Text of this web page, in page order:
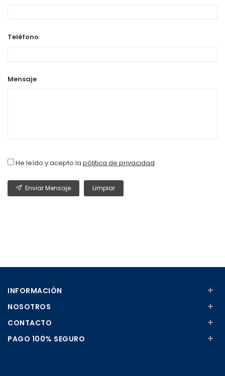
Teléfono
Mensaje
He leído y acepto la pólitica de privacidad
Enviar Mensaje Limpiar
INFORMACIÓN +
NOSOTROS +
CONTACTO +
PAGO 100% SEGURO +